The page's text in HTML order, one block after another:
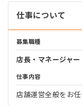
仕事について
募集職種
店長・マネージャー
仕事内容
店舗運営全般をお任